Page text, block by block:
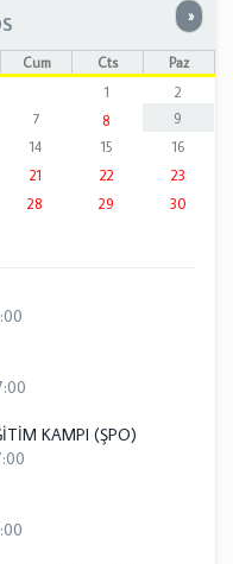
»
Cum Cts
Paz
1
2
7 8
9
14 15
16
21 22
23
28 29
30
KAMPI (ŞPO)